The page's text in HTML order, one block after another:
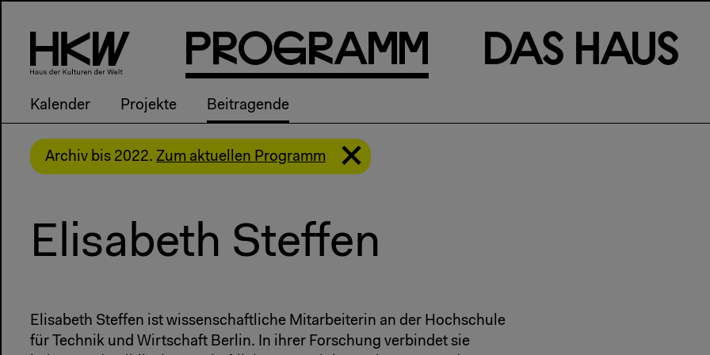
PRog Ram m
Kalender Projekte Beitragende
Das Haus
Archiv bis 2022. Zum aktuellen Programm
Elisabeth Steffen
Elisabeth Steffen ist wissenschaftliche Mitarbeiterin an der Hochschule
für Technik und Wirtschaft Berlin. In ihrer Forschung verbindet sie